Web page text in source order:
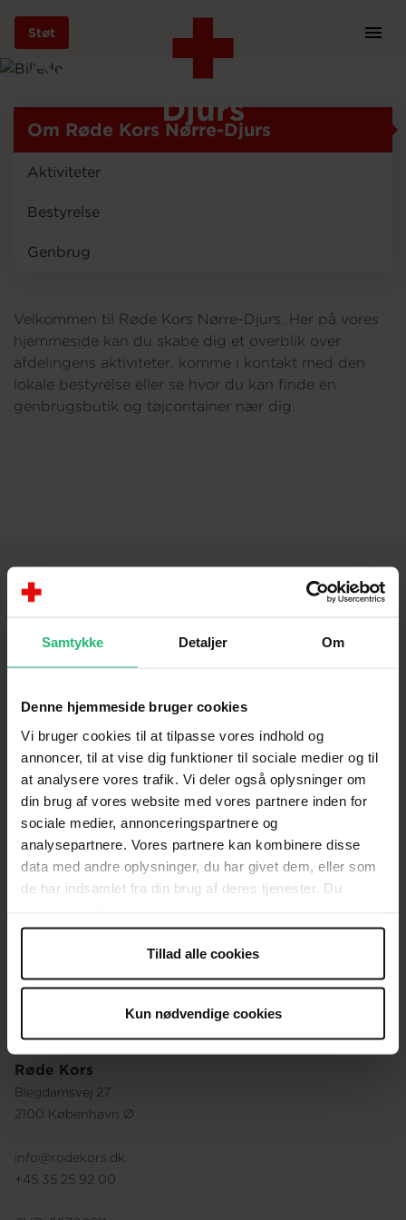
Samtykke Detaljer Om
Denne hjemmeside bruger cookies
Vi bruger cookies til at tilpasse vores indhold og
annoncer, til at vise dig funktioner til sociale medier og til
at analysere vores trafik. Vi deler også oplysninger om
din brug af vores website med vores partnere inden for
sociale medier, annonceringspartnere og
analysepartnere. Vores partnere kan kombinere disse
data med andre oplysninger, du har givet dem, eller som
de har indsamlet fra din brug af deres tjenester. Du
anvende vores hjemmeside.
Tillad alle cookies
Kun nødvendige cookies
Gå
hovedindhold
Støt
Bliv frivillig
Vores indsatser
Genbrug
Om Røde Kors Nørre-
Djurs
Om Røde Kors Nørre-Djurs
Aktiviteter
Bestyrelse
Genbrug
Velkommen til Røde Kors Nørre-Djurs. Her på vores
hjemmeside kan du skabe dig et overblik over
afdelingens aktiviteter, komme i kontakt med den
lokale bestyrelse eller se hvor du kan finde en
genbrugsbutik og tøjcontainer nær dig.
Røde Kors
Blegdamsvej 27
2100 København Ø
info@rodekors.dk
+45 35 25 92 00
Brug for hjælp
Presse
Afdelinger
Spørgsmål om donation og medlemskab
OM OS
Organisationen
Ledige stillinger
Besøg vores webshop